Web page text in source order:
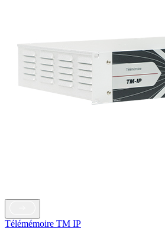
Télémémoire TM IP